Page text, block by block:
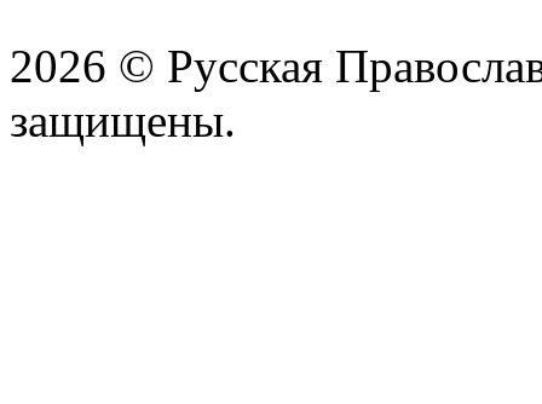
2026 © Русская
защищены.